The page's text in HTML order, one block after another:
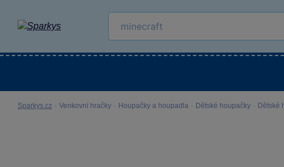
Sparkys.cz · Venkovní hračky · Houpačky a houpadla · Dětské houpačky · Dětské